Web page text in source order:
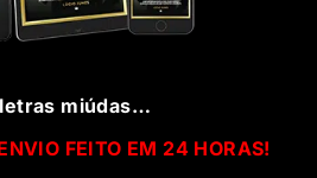
miúdas…
FEITO EM 24 HORAS!